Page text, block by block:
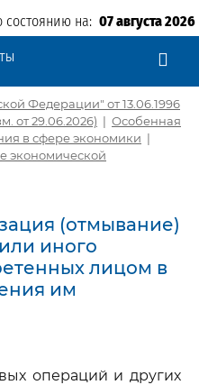
состоянию на: 07 августа 2026
Федерации" от 13.06.1996
от 29.06.2026) | Особенная
в сфере экономики |
экономической
(отмывание)
иного
лицом в
им
операций и других